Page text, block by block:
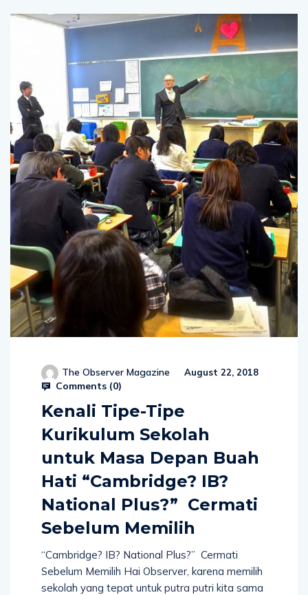
The Observer Magazine August 22, 2018
Comments (0)
Kenali Tipe-Tipe
Kurikulum Sekolah
untuk Masa Depan Buah
Hati “Cambridge? IB?
National Plus?” Cermati
Sebelum Memilih
“Cambridge? IB? National Plus?” Cermati
Sebelum Memilih Hai Observer, karena memilih
sekolah yang tepat untuk putra putri kita sama